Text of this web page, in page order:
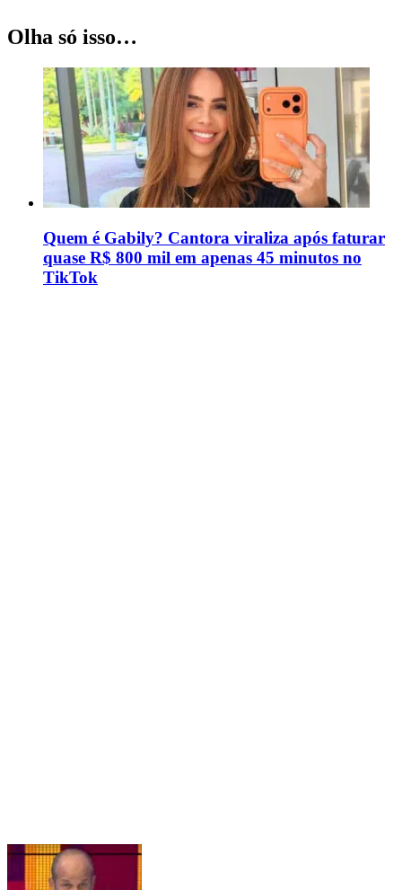
Olha só isso…
Quem é Gabily? Cantora viraliza após faturar
quase R$ 800 mil em apenas 45 minutos no
TikTok